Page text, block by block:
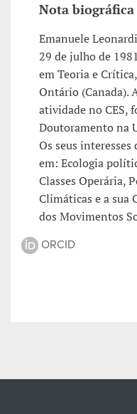
Nota biográfica
Emanuele
29 de julho de
em Teoria e
Ontário (Canada).
atividade no CES,
Doutoramento na
Os seus
em: Ecologia
Classes Operária,
Climáticas e a
dos Movimentos
ORCID